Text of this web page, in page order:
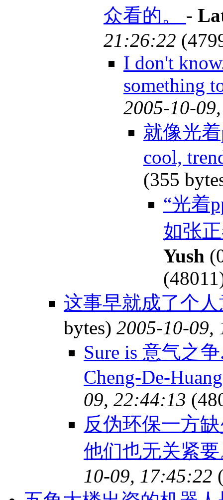
众看的。 -
21:26:22
I don't
something
2005-10-
就像光
cool,
(355
“光着
如张
Yush
这事早就成了个
bytes) 2005-10-09,
Sure is 意气之
Cheng-De-
09, 22:44:13
反伪环保一方
他们也无关紧
10-09, 17:45:22